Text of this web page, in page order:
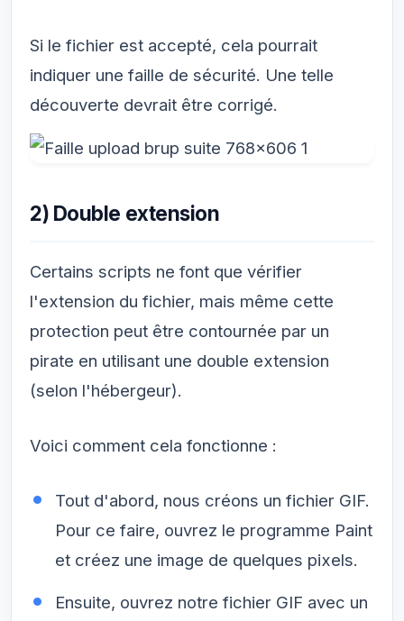
Si le fichier est accepté, cela pourrait
indiquer une faille de sécurité. Une telle
découverte devrait être corrigé.
2) Double extension
Certains scripts ne font que vérifier
l'extension du fichier, mais même cette
protection peut être contournée par un
pirate en utilisant une double extension
(selon l'hébergeur).
Voici comment cela fonctionne :
Tout d'abord, nous créons un fichier GIF.
Pour ce faire, ouvrez le programme Paint
et créez une image de quelques pixels.
Ensuite, ouvrez notre fichier GIF avec un